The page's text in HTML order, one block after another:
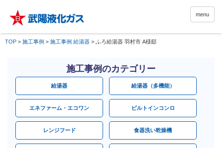
menu
TOP > 施工事例 > 施工事例 給湯器 > ふろ給湯器 羽村市 A様邸
施工事例のカテゴリー
給湯器 給湯器（多機能）
エネファーム・エコワン ビルトインコンロ
レンジフード 食器洗い乾燥機